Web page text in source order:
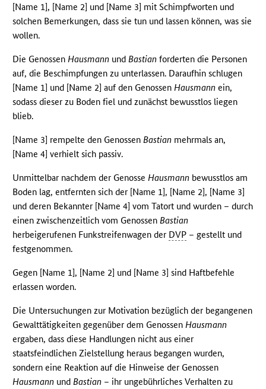
[Name 1], [Name 2] und [Name 3] mit Schimpfworten und
solchen Bemerkungen, dass sie tun und lassen können, was sie
wollen.
Die GenossenHausmann undBastian forderten die Personen
auf, die Beschimpfungen zu unterlassen. Daraufhin schlugen
[Name 1] und [Name 2] auf den GenossenHausmann ein,
sodass dieser zu Boden fiel und zunächst bewusstlos liegen
blieb.
[Name 3] rempelte den GenossenBastian mehrmals an,
[Name 4] verhielt sich passiv.
Unmittelbar nachdem der GenosseHausmann bewusstlos am
Boden lag, entfernten sich der [Name 1], [Name 2], [Name 3]
und deren Bekannter [Name 4] vom Tatort und wurden – durch
einen zwischenzeitlich vom GenossenBastian
herbeigerufenen Funkstreifenwagen der DVP – gestellt und
festgenommen.
Gegen [Name 1], [Name 2] und [Name 3] sind Haftbefehle
erlassen worden.
Die Untersuchungen zur Motivation bezüglich der begangenen
Gewalttätigkeiten gegenüber dem GenossenHausmann
ergaben, dass diese Handlungen nicht aus einer
staatsfeindlichen Zielstellung heraus begangen wurden,
sondern eine Reaktion auf die Hinweise der Genossen
Hausmann undBastian – ihr ungebührliches Verhalten zu